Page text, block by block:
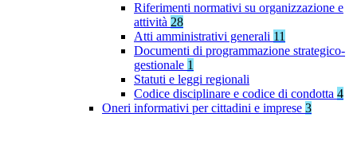
Riferimenti normativi su organizzazione e
attività 28
Atti amministrativi generali 11
Documenti di programmazione strategico-
gestionale 1
Statuti e leggi regionali
Codice disciplinare e codice di condotta 4
Oneri informativi per cittadini e imprese 3